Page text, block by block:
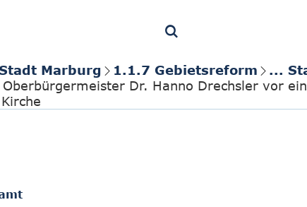
Marburg 1.1.7 Gebietsreform
...
Dr. Hanno Drechsler vor